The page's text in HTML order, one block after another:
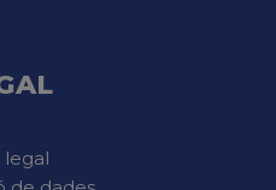
legal